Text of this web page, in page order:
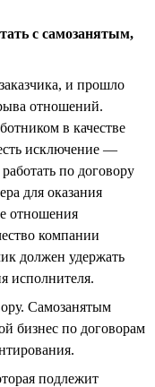
с самозанятым,
и прошло
отношений.
в качестве
исключение —
по договору
для оказания
отношения
компании
должен удержать
исполнителя.
Самозанятым
бизнес по договорам
подлежит